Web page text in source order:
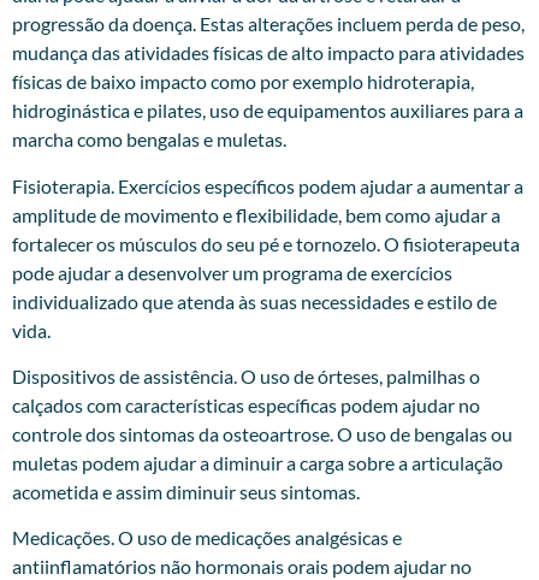
progressão da doença. Estas alterações incluem perda de peso,
mudança das atividades físicas de alto impacto para atividades
físicas de baixo impacto como por exemplo hidroterapia,
hidroginástica e pilates, uso de equipamentos auxiliares para a
marcha como bengalas e muletas.
Fisioterapia. Exercícios específicos podem ajudar a aumentar a
amplitude de movimento e flexibilidade, bem como ajudar a
fortalecer os músculos do seu pé e tornozelo. O fisioterapeuta
pode ajudar a desenvolver um programa de exercícios
individualizado que atenda às suas necessidades e estilo de
vida.
Dispositivos de assistência. O uso de órteses, palmilhas o
calçados com características específicas podem ajudar no
controle dos sintomas da osteoartrose. O uso de bengalas ou
muletas podem ajudar a diminuir a carga sobre a articulação
acometida e assim diminuir seus sintomas.
Medicações. O uso de medicações analgésicas e
antiinflamatórios não hormonais orais podem ajudar no